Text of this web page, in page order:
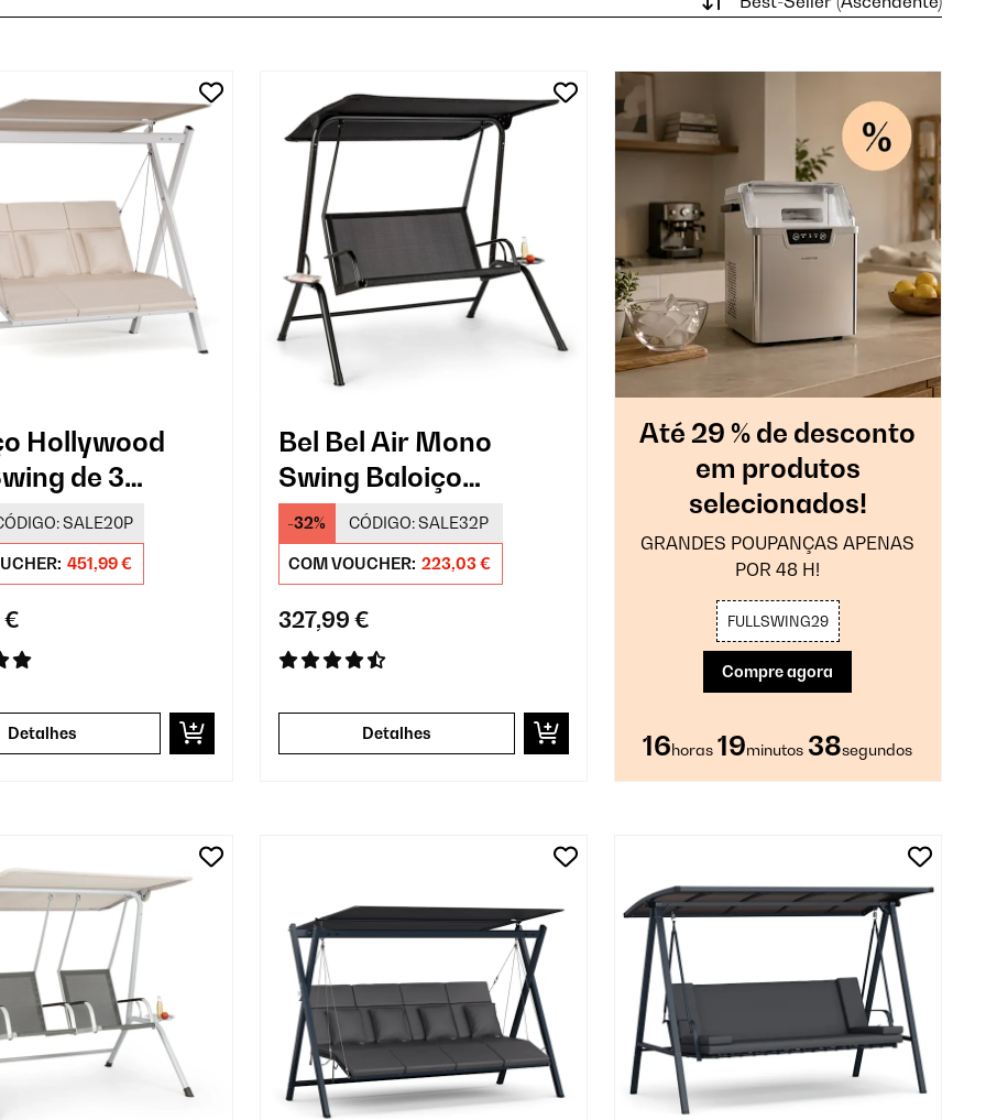
Hollywood
de 3
SALE20P
451,99 €
€
Detalhes
Bel Bel Air Mono
Swing Baloiço
Hollywood
-32% CÓDIGO: SALE32P
COM VOUCHER: 223,03 €
327,99 €
Detalhes
Até 29 % de desconto
em produtos
selecionados!
GRANDES POUPANÇAS APENAS
POR 48 H!
FULLSWING29
Compre agora
16horas 19minutos 37segundos